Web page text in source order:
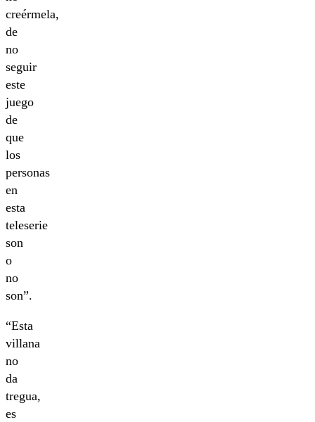
creérmela,
de
no
seguir
este
juego
de
que
los
personas
en
esta
teleserie
son
o
no
son”.
“Esta
villana
no
da
tregua,
es